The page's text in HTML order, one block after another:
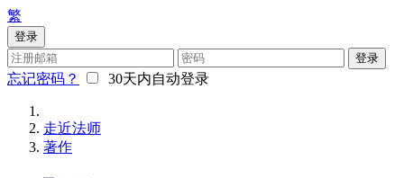
繁
登录
登录
忘记密码？ 30天内自动登录
走近法师
著作